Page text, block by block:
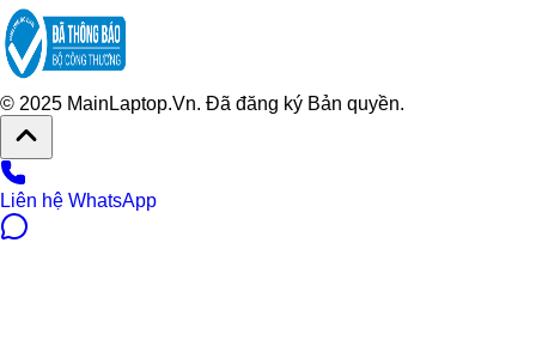
© 2025 MainLaptop.Vn. Đã đăng ký Bản quyền.
Liên hệ WhatsApp